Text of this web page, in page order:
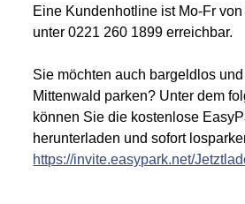
Eine Kundenhotline ist Mo-Fr
unter 0221 260 1899 erreichbar.
Sie möchten auch bargeldlos
Mittenwald parken? Unter dem
können Sie die kostenlose
herunterladen und sofort
https://invite.easypark.net/